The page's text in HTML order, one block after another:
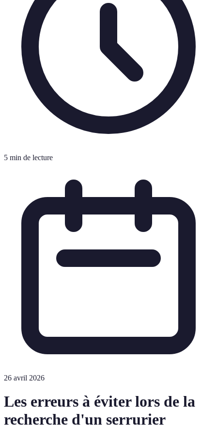
5 min de lecture
26 avril 2026
Les erreurs à éviter lors de la
recherche d'un serrurier